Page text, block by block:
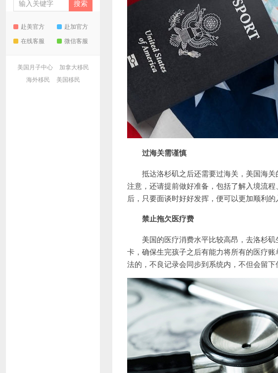
赴美官方
赴加官方
在线客服
微信客服
美国月子中心
加拿大移民
海外移民
美国移民
过海关需谨慎
抵达洛杉矶之后还需要过海关，美国海关
注意，还请提前做好准备，包括了解入境流
后，只要面谈时好好发挥，便可以更加顺利的
禁止拖欠医疗费
美国的医疗消费水平比较高昂，去洛杉矶
卡，确保生完孩子之后有能力将所有的医疗
法的，不良记录会同步到系统内，不但会留下